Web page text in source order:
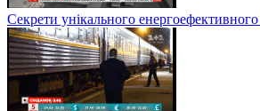
Секрети унікального